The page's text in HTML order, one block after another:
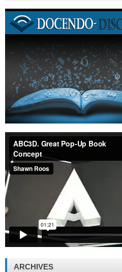
ARCHIVES